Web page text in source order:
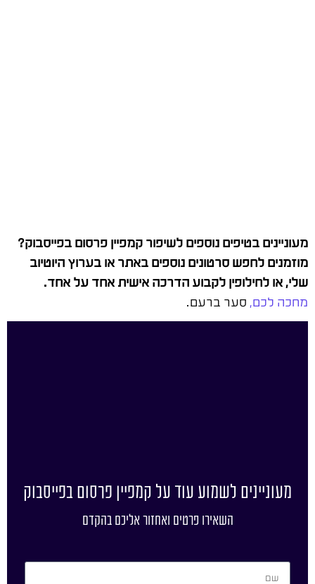
מעוניינים בטיפים נוספים לשיפור קמפיין פרסום בפייסבוק?
מוזמנים לחפש סרטונים נוספים באתר או בערוץ היוטיוב
שלי, או לחילופין לקבוע הדרכה אישית אחד על אחד.
מחכה לכם, סער ברעם.
מעוניינים לשמוע עוד על קמפיין פרסום בפייסבוק
השאירו פרטים ואחזור אליכם בהקדם